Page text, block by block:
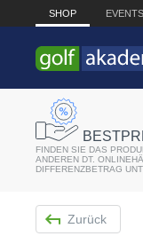
SHOP EVENTS
FINDEN SIE DAS
ANDEREN DT.
DIFFERENZBETRAG
Zurück